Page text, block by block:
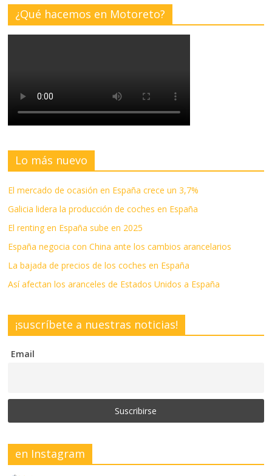
¿Qué hacemos en Motoreto?
Lo más nuevo
El mercado de ocasión en España crece un 3,7%
Galicia lidera la producción de coches en España
El renting en España sube en 2025
España negocia con China ante los cambios arancelarios
La bajada de precios de los coches en España
Así afectan los aranceles de Estados Unidos a España
¡suscríbete a nuestras noticias!
Email
en Instagram